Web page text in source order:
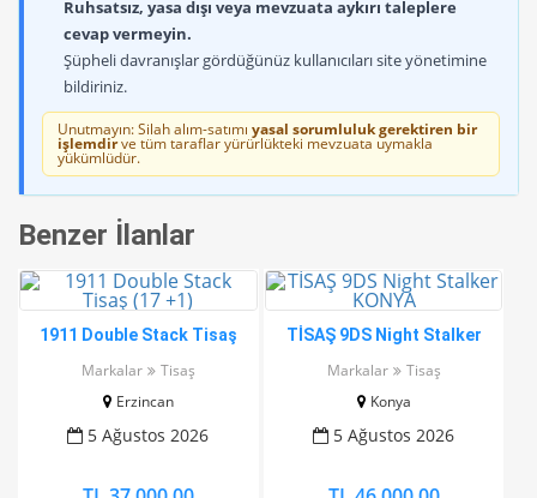
Ruhsatsız, yasa dışı veya mevzuata aykırı taleplere
cevap vermeyin.
Şüpheli davranışlar gördüğünüz kullanıcıları site yönetimine
bildiriniz.
Unutmayın: Silah alım-satımı yasal sorumluluk gerektiren bir
işlemdirve tüm taraflar yürürlükteki mevzuata uymakla
yükümlüdür.
Benzer İlanlar
1911 Double Stack Tisaş
Markalar
Tisaş
Erzincan
5 Ağustos 2026
TİSAŞ 9DS Night Stalker
Markalar
Tisaş
Konya
5 Ağustos 2026